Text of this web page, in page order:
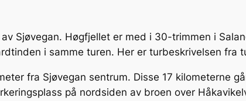
Sjøvegan. Høgfjellet er med i 30-trimmen i
i samme turen. Her er turbeskrivelsen fra
fra Sjøvegan sentrum. Disse 17 kilometerne
på nordsiden av broen over